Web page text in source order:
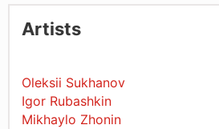
Artists
Oleksii Sukhanov
Igor Rubashkin
Mikhaylo Zhonin